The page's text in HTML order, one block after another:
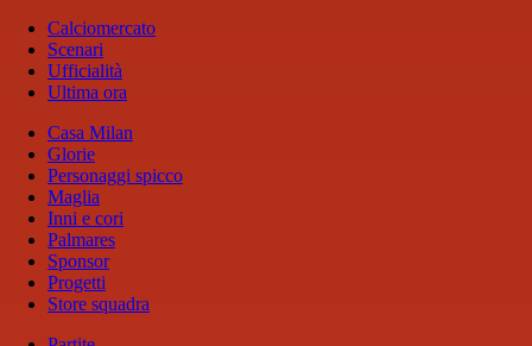
Calciomercato
Scenari
Ufficialità
Ultima ora
Casa Milan
Glorie
Personaggi spicco
Maglia
Inni e cori
Palmares
Sponsor
Progetti
Store squadra